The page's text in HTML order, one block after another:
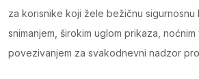
za korisnike koji žele bežičnu sigurnosnu
snimanjem, širokim uglom prikaza, noćnim
povezivanjem za svakodnevni nadzor